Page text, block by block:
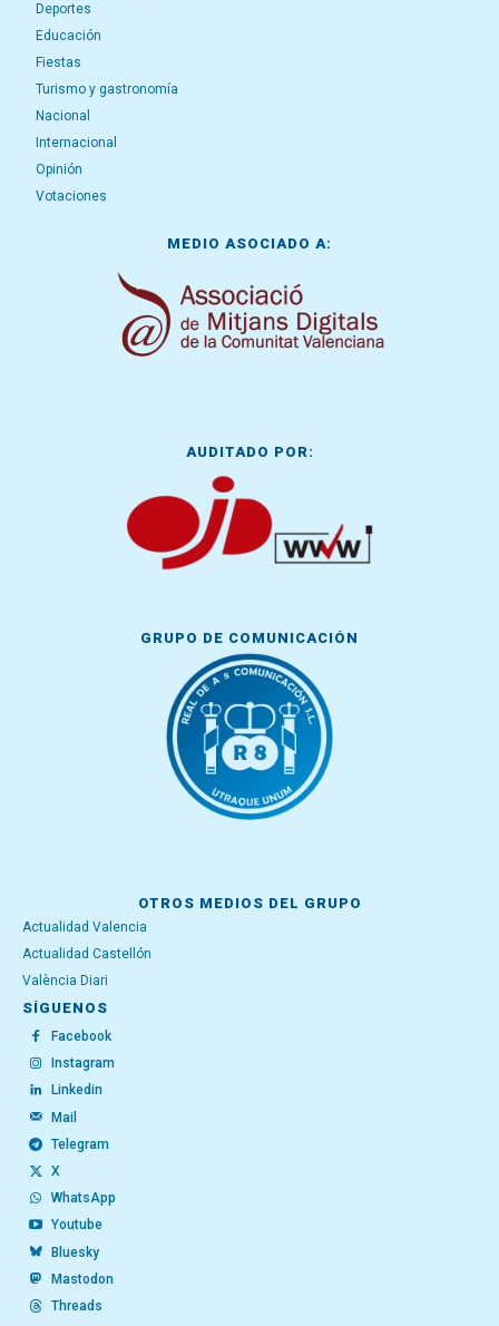
Deportes
Educación
Fiestas
Turismo y gastronomía
Nacional
Internacional
Opinión
Votaciones
MEDIO ASOCIADO A:
AUDITADO POR:
GRUPO DE COMUNICACIÓN
OTROS MEDIOS DEL GRUPO
Actualidad Valencia
Actualidad Castellón
València Diari
SÍGUENOS
Facebook
Instagram
Linkedin
Mail
Telegram
X
WhatsApp
Youtube
Bluesky
Mastodon
Threads